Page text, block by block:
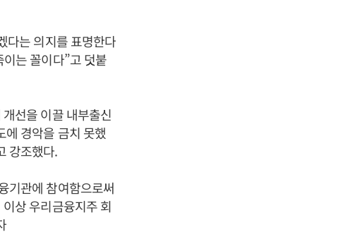
다는 의지를 표명한다
는 꼴이다”고 덧붙
선을 이끌 내부출신
에 경악을 금치 못했
강조했다.
기관에 참여함으로써
상 우리금융지주 회